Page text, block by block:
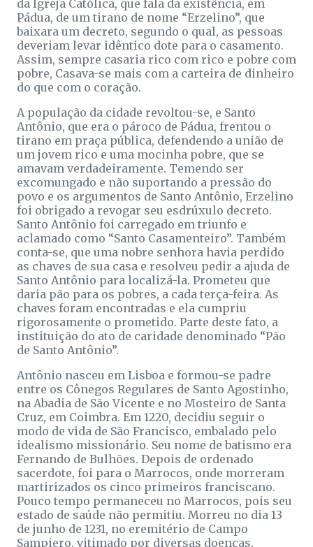
da Igreja Católica, que fala da existência, em
Pádua, de um tirano de nome “Erzelino”, que
baixara um decreto, segundo o qual, as pessoas
deveriam levar idêntico dote para o casamento.
Assim, sempre casaria rico com rico e pobre com
pobre, Casava-se mais com a carteira de dinheiro
do que com o coração.
A população da cidade revoltou-se, e Santo
Antônio, que era o pároco de Pádua, frentou o
tirano em praça pública, defendendo a união de
um jovem rico e uma mocinha pobre, que se
amavam verdadeiramente. Temendo ser
excomungado e não suportando a pressão do
povo e os argumentos de Santo Antônio, Erzelino
foi obrigado a revogar seu esdrúxulo decreto.
Santo Antônio foi carregado em triunfo e
aclamado como “Santo Casamenteiro”. Também
conta-se, que uma nobre senhora havia perdido
as chaves de sua casa e resolveu pedir a ajuda de
Santo Antônio para localizá-la. Prometeu que
daria pão para os pobres, a cada terça-feira. As
chaves foram encontradas e ela cumpriu
rigorosamente o prometido. Parte deste fato, a
instituição do ato de caridade denominado “Pão
de Santo Antônio”.
Antônio nasceu em Lisboa e formou-se padre
entre os Cônegos Regulares de Santo Agostinho,
na Abadia de São Vicente e no Mosteiro de Santa
Cruz, em Coimbra. Em 1220, decidiu seguir o
modo de vida de São Francisco, embalado pelo
idealismo missionário. Seu nome de batismo era
Fernando de Bulhões. Depois de ordenado
sacerdote, foi para o Marrocos, onde morreram
martirizados os cinco primeiros franciscano.
Pouco tempo permaneceu no Marrocos, pois seu
estado de saúde não permitiu. Morreu no dia 13
de junho de 1231, no eremitério de Campo
Sampiero, vitimado por diversas doenças,